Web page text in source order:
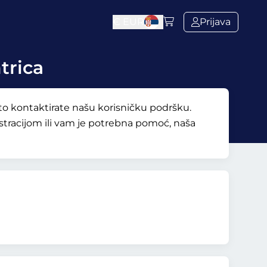
Prijava
kontaktirate našu korisničku podršku.
ili vam je potrebna pomoć, naša